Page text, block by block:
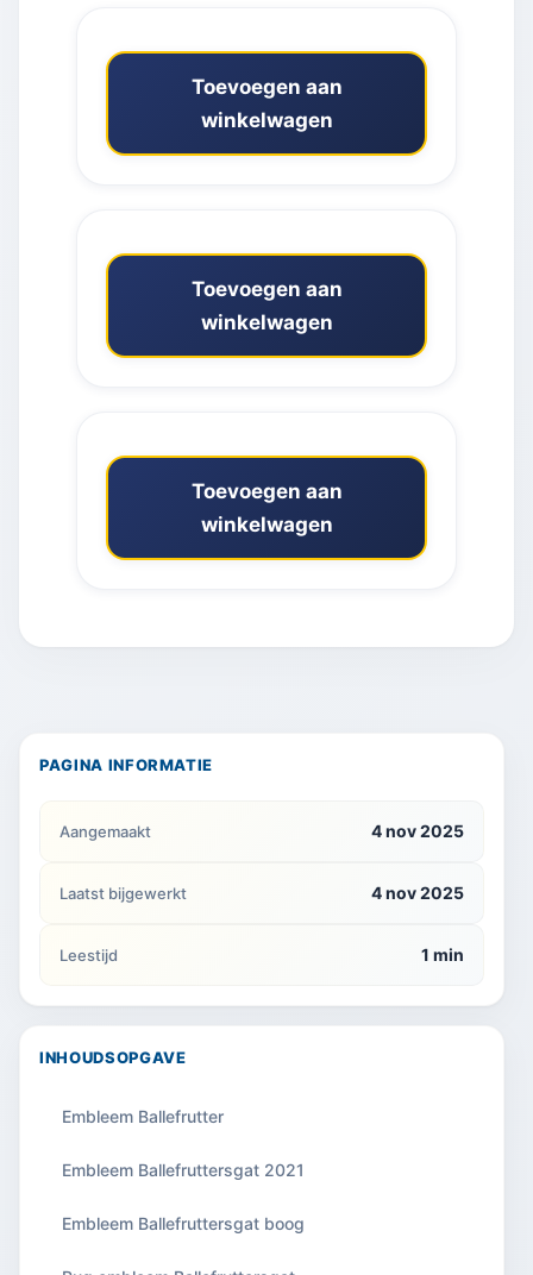
Toevoegen aan
winkelwagen
Toevoegen aan
winkelwagen
Toevoegen aan
winkelwagen
PAGINA INFORMATIE
Aangemaakt 4 nov 2025
Laatst bijgewerkt 4 nov 2025
Leestijd 1 min
INHOUDSOPGAVE
Embleem Ballefrutter
Embleem Ballefruttersgat 2021
Embleem Ballefruttersgat boog